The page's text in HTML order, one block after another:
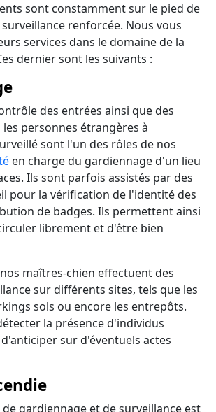
sont constamment sur le pied de
renforcée. Nous vous
services dans le domaine de la
dernier sont les suivants :
des entrées ainsi que des
personnes étrangères à
sont l'un des rôles de nos
en charge du gardiennage d'un lieu
Ils sont parfois assistés par des
pour la vérification de l'identité des
de badges. Ils permettent ainsi
librement et d'être bien
maîtres-chien effectuent des
sur différents sites, tels que les
sols ou encore les entrepôts.
la présence d'individus
sur d'éventuels actes
gardiennage et de surveillance est